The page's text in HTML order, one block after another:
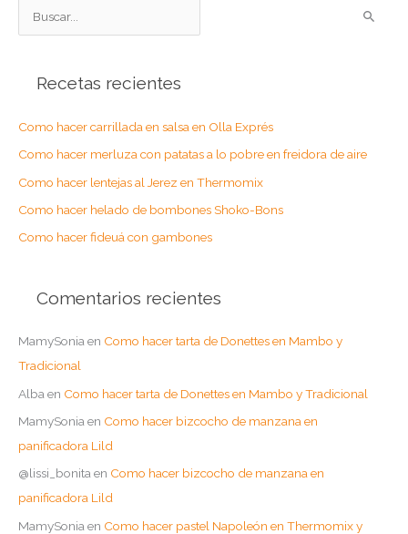
u
r
p
o
r
Recetas recientes
Como hacer carrillada en salsa en Olla Exprés
Como hacer merluza con patatas a lo pobre en freidora de aire
Como hacer lentejas al Jerez en Thermomix
Como hacer helado de bombones Shoko-Bons
Como hacer fideuá con gambones
Comentarios recientes
MamySonia en Como hacer tarta de Donettes en Mambo y
Tradicional
Alba en Como hacer tarta de Donettes en Mambo y Tradicional
MamySonia en Como hacer bizcocho de manzana en
panificadora Lild
@lissi_bonitaen Como hacer bizcocho de manzana en
panificadora Lild
MamySonia en Como hacer pastel Napoleón en Thermomix y